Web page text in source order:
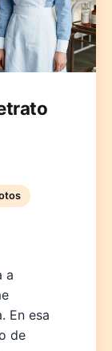
a
En esa
de